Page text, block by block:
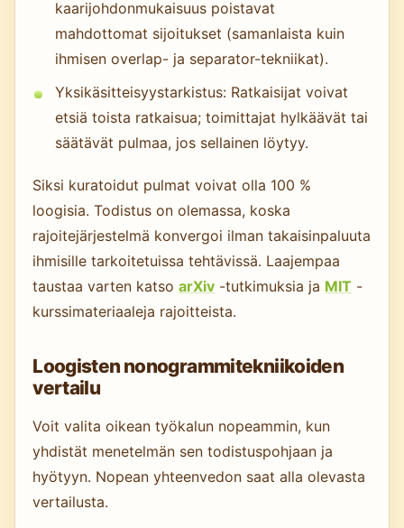
kaarijohdonmukaisuus poistavat
mahdottomat sijoitukset (samanlaista kuin
ihmisen overlap- ja separator-tekniikat).
Yksikäsitteisyystarkistus: Ratkaisijat voivat
etsiä toista ratkaisua; toimittajat hylkäävät tai
säätävät pulmaa, jos sellainen löytyy.
Siksi kuratoidut pulmat voivat olla 100 %
loogisia. Todistus on olemassa, koska
rajoitejärjestelmä konvergoi ilman takaisinpaluuta
ihmisille tarkoitetuissa tehtävissä. Laajempaa
taustaa varten katsoarXiv -tutkimuksia ja MIT -
kurssimateriaaleja rajoitteista.
Loogisten nonogrammitekniikoiden
vertailu
Voit valita oikean työkalun nopeammin, kun
yhdistät menetelmän sen todistuspohjaan ja
hyötyyn. Nopean yhteenvedon saat alla olevasta
vertailusta.